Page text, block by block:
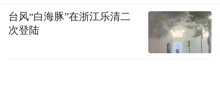
台风“白海豚”在浙江乐清二
次登陆